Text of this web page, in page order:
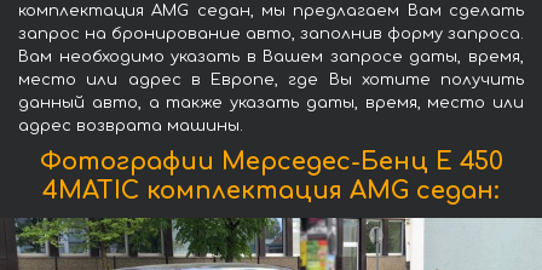
комплектация AMG седан, мы предлагаем Вам сделать
запрос на бронирование авто, заполнив форму запроса.
Вам необходимо указать в Вашем запросе даты, время,
место или адрес в Европе, где Вы хотите получить
данный авто, а также указать даты, время, место или
адрес возврата машины.
Фотографии Мерседес-Бенц E 450
4MATIC комплектация AMG седан: